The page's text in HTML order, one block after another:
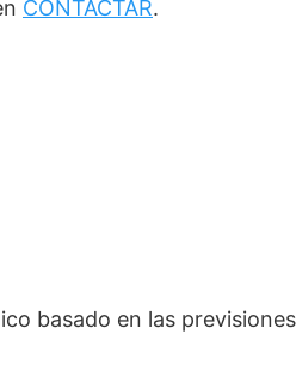
CONTACTAR.
basado en las